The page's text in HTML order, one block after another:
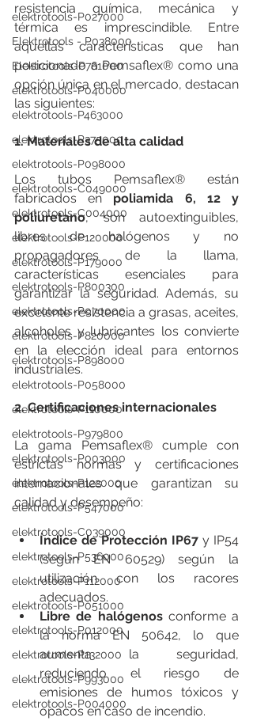
elektrotools-P027000
Elektrotools - P038000
Elektrotools-P761000
elektrotools-P040000
elektrotools-P463000
elektrotools-P375000
elektrotools-P098000
elektrotools-C049000
elektrotools-C004000
elektrotools-P120000
elektrotools-P179000
elektrotools-P800300
elektrotools-P070000
elektrotools-P820000
elektrotools-P898000
elektrotools-P058000
elektrotools-P110000
elektrotools-P979800
elektrotools-P003000
elektrotools-P122000
elektrotools-P547000
elektrotools-C039000
elektrotools-P536000
elektrotools-P112000
elektrotools-P051000
elektrotools-P012000
elektrotools-P132000
elektrotools-P993000
elektrotools-P004000
resistencia química, mecánica y
térmica es imprescindible. Entre
aquellas características que han
posicionado a Pemsaflex® como una
opción única en el mercado, destacan
las siguientes:
1. Materiales de alta calidad
Los tubos Pemsaflex® están
fabricados en poliamida 6, 12 y
poliuretano, son autoextinguibles,
libres de halógenos y no
propagadores de la llama,
características esenciales para
garantizar la seguridad. Además, su
excelente resistencia a grasas, aceites,
alcoholes y lubricantes los convierte
en la elección ideal para entornos
industriales.
2. Certificaciones internacionales
La gama Pemsaflex® cumple con
estrictas normas y certificaciones
internacionales que garantizan su
calidad y desempeño:
Índice de Protección IP67 y IP54
(según EN 60529) según la
utilización con los racores
adecuados.
Libre de halógenos conforme a
la norma EN 50642, lo que
aumenta la seguridad,
reduciendo el riesgo de
emisiones de humos tóxicos y
opacos en caso de incendio.